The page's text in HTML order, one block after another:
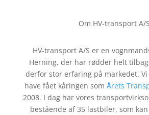
Om HV-transport A/S
HV-transport A/S er en
Herning,der har rødder helt
derfor stor erfaring på markedet.
have fået kåringen som Årets
2008. I dag har vores
bestående af 35 lastbiler, som